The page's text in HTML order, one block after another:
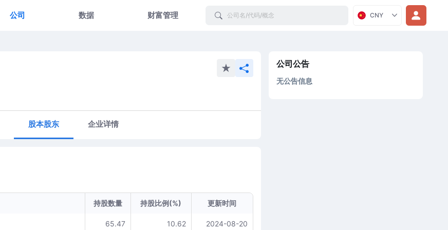
公司 数据 财富管理 Search CNY
股本股东 企业详情
持股数量 持股比例(%) 更新时间
65.47 10.62 2024-08-20
公司公告
无公告信息